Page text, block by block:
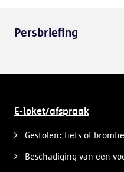
Persbriefing
E-loket/afspraak
Gestolen: fiets of
Beschadiging van een